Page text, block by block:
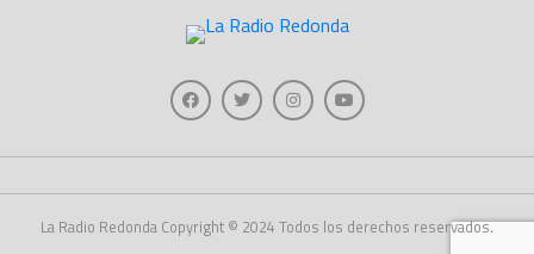
La Radio Redonda Copyright © 2024 Todos los derechos reservados.